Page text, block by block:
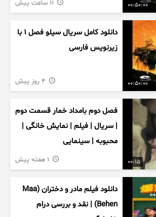
00:50:00
00:50:00
دانلود کامل سریال سیلو فصل ۱ با
زیرنویس فارسی
00:15
فصل دوم بامداد خمار قسمت دوم
| سریال | فیلم | نمایش خانگی |
محبوبه | سینمایی
دانلود فیلم مادر و دختران (Maa
Behen) | نقد و بررسی درام